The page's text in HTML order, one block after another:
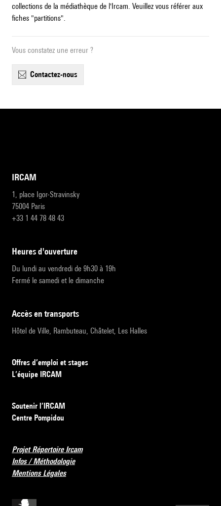
collections de la médiathèque de l'Ircam. Veuillez vous référer aux
fiches "partitions".
Vous constatez une erreur ?
contactez-nous
IRCAM
1, place Igor-Stravinsky
75004 Paris
+33 1 44 78 48 43
heures d'ouverture
Du lundi au vendredi de 9h30 à 19h
Fermé le samedi et le dimanche
accès en transports
Hôtel de Ville, Rambuteau, Châtelet, Les Halles
Offres d’emploi et stages
L’équipe IRCAM
Soutenir l’IRCAM
Centre Pompidou
Projet Répertoire Ircam
Infos / Méthodologie
Mentions Légales